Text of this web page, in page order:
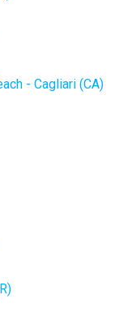
- Cagliari (CA)